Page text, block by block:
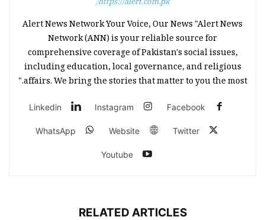
Alert News Network Your Voice, Our News "Alert News
Network (ANN) is your reliable source for
comprehensive coverage of Pakistan's social issues,
including education, local governance, and religious
affairs. We bring the stories that matter to you the most."
Facebook
Instagram
Linkedin
Twitter
Website
WhatsApp
Youtube
RELATED ARTICLES